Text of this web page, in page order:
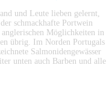
und Leute lieben gelernt,
schmackhafte Portwein
anglerischen Möglichkeiten in
übrig. Im Norden Portugals
Salmonidengewässer
unten auch Barben und alle